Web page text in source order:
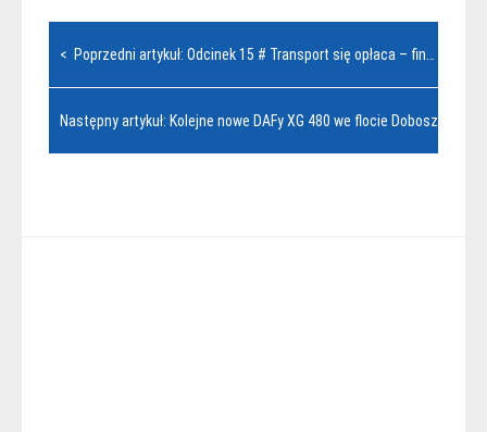
Nawigacja
Następny artykuł: Kolejne nowe DAFy XG 480 we flocie Dobosz Trans